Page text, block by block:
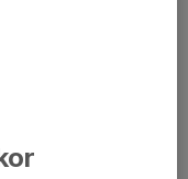
en säsong med